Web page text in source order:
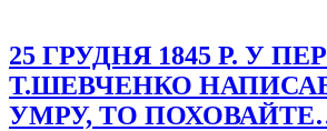
25 ГРУДНЯ 1845 Р. У
Т.ШЕВЧЕНКО
УМРУ, ТО